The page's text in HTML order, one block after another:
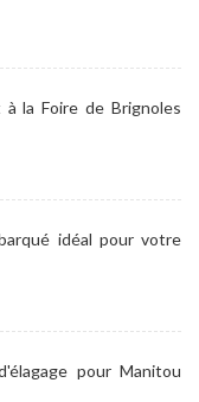
la Foire de Brignoles
idéal pour votre
pour Manitou